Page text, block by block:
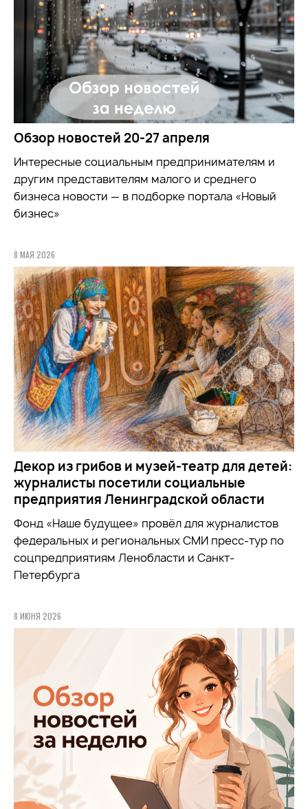
Обзор новостей 20-27 апреля
Интересные социальным предпринимателям и
другим представителям малого и среднего
бизнеса новости — в подборке портала «Новый
бизнес»
8 МАЯ 2026
Декор из грибов и музей-театр для детей:
журналисты посетили социальные
предприятия Ленинградской области
Фонд «Наше будущее» провёл для журналистов
федеральных и региональных СМИ пресс-тур по
соцпредприятиям Ленобласти и Санкт-
Петербурга
8 ИЮНЯ 2026